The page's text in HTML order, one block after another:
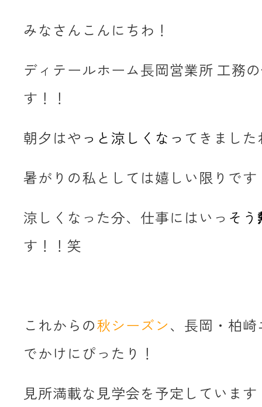
みなさんこんにちわ！
ディテールホーム長岡営業所 工務の
す！！
朝夕はや っと涼しくなっ てきました
暑がりの私としては嬉しい限りです
涼しくなった分、仕事にはいっ そう
す！！笑
これからの秋シーズン 、長岡・柏
でかけにぴったり！
見所満載な見学会を予定しています